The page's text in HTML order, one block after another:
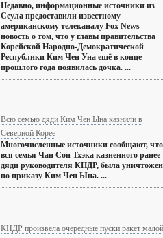
Недавно, информационные источники из
Сеула предоставили известному
американскому телеканалу Fox News
новость о том, что у главы правительства
Корейской Народно-Демократической
Республики Ким Чен Уна ещё в конце
прошлого года появилась дочка. ...
Всю семью дяди Ким Чен Ына казнили в
Северной Корее
Многочисленные источники сообщают, что
вся семья Чан Сон Тхэка казненного ранее
дяди руководителя КНДР, была
по приказу Ким Чен Ына. ...
КНДР произвела очередные пуски ракет малой